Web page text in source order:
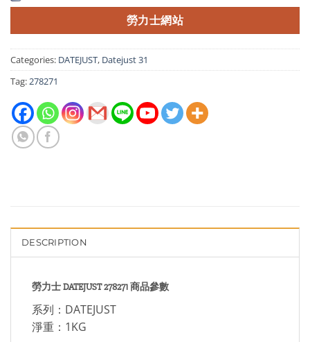
勞力士網站
Categories: DATEJUST, Datejust 31
Tag:278271
DESCRIPTION
勞力士 DATEJUST 278271 商品參數
系列：DATEJUST
淨重：1KG